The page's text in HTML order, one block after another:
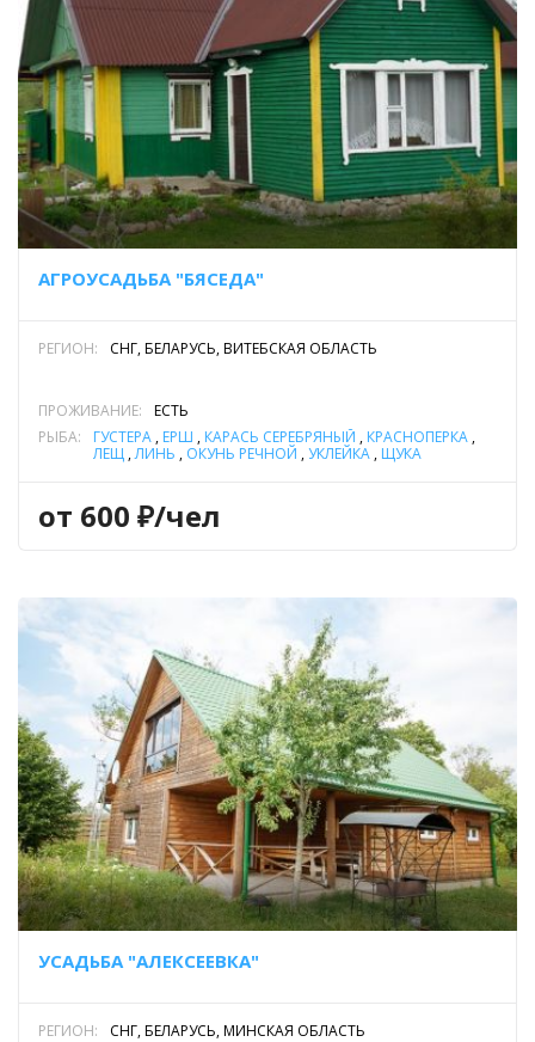
АГРОУСАДЬБА "БЯСЕДА"
РЕГИОН: СНГ, БЕЛАРУСЬ, ВИТЕБСКАЯ ОБЛАСТЬ
ПРОЖИВАНИЕ:
ЕСТЬ
РЫБА:
ГУСТЕРА , ЁРШ , КАРАСЬ СЕРЕБРЯНЫЙ , КРАСНОПЕРКА ,
ЛЕЩ ,ЛИНЬ , ОКУНЬ РЕЧНОЙ ,УКЛЕЙКА , ЩУКА
от 600 ₽/чел
УСАДЬБА "АЛЕКСЕЕВКА"
РЕГИОН: СНГ, БЕЛАРУСЬ, МИНСКАЯ ОБЛАСТЬ